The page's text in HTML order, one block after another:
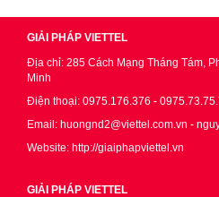
GIẢI PHÁP VIETTEL
Địa chỉ: 285 Cách Mạng Tháng Tám,
Minh
Điện thoại: 0975.176.376 -
Email: huongnd2@viettel.com.vn -
Website: http://giaiphapviettel.vn
GIẢI PHÁP VIETTEL